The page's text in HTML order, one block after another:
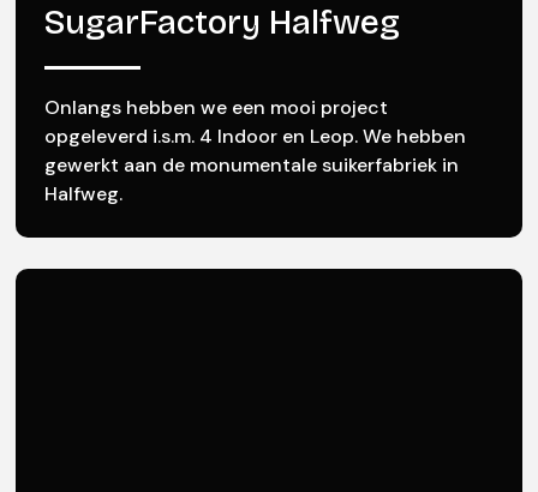
SugarFactory Halfweg
Onlangs hebben we een mooi project
opgeleverd i.s.m. 4 Indoor en Leop. We hebben
gewerkt aan de monumentale suikerfabriek in
Halfweg.